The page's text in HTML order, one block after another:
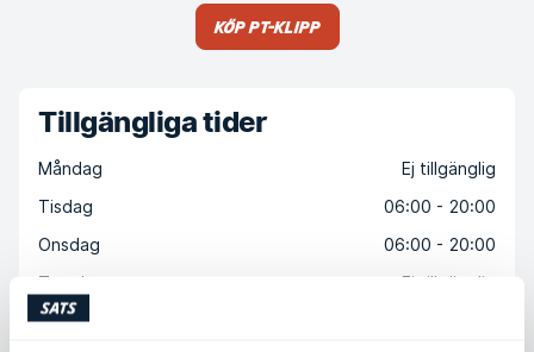
Köp PT-klipp
Tillgängliga tider
Måndag
Ej tillgänglig
Tisdag
06:00 - 20:00
Onsdag
06:00 - 20:00
Torsdag
Ej tillgänglig
Fredag